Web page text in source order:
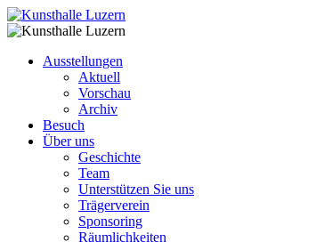
Ausstellungen
Aktuell
Vorschau
Archiv
Besuch
Über uns
Geschichte
Team
Unterstützen Sie uns
Trägerverein
Sponsoring
Räumlichkeiten